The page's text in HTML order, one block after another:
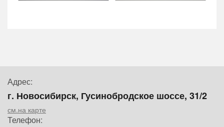
Адрес:
г. Новосибирск, Гусинобродское шоссе, 31/2
см.на карте
Телефон: